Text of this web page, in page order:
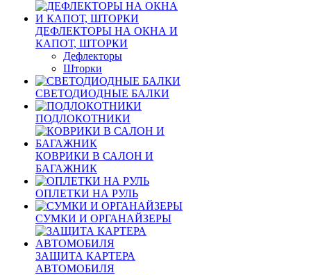
ДЕФЛЕКТОРЫ НА ОКНА И
КАПОТ, ШТОРКИ
Дефлекторы
Шторки
СВЕТОДИОДНЫЕ БАЛКИ
ПОДЛОКОТНИКИ
КОВРИКИ В САЛОН И
БАГАЖНИК
ОПЛЕТКИ НА РУЛЬ
СУМКИ И ОРГАНАЙЗЕРЫ
ЗАЩИТА КАРТЕРА
АВТОМОБИЛЯ